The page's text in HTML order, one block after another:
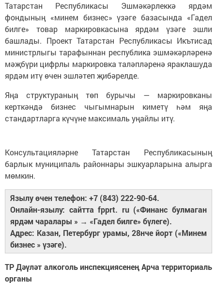
Татарстан Республикасы Эшмәкәрлеккә ярдәм
фондының «минем бизнес» үзәге базасында «Гадел
билге» товар маркировкасына ярдәм үзәге эшли
башлады. Проект Татарстан Республикасы Икътисад
министрлыгы тарафыннан республика эшмәкәрләренә
мәҗбүри цифрлы маркировка таләпләренә яраклашуда
ярдәм итү өчен эшләтеп җибәрелде.
Яңа структураның төп бурычы — маркировканы
керткәндә бизнес чыгымнарын киметү һәм яңа
стандартларга күчүне максималь уңайлы итү.
Консультацияләрне Татарстан Республикасының
барлык муниципаль районнары эшкуарларына алырга
мөмкин.
Язылу өчен телефон: +7 (843) 222-90-64.
Онлайн-язылу: сайтта fpprt. ru («Финанс булмаган
ярдәм чаралары » → «Гадел билге» бүлеге).
Адрес: Казан, Петербург урамы, 28нче йорт («Минем
бизнес » үзәге).
ТР Дәүләт алкоголь инспекциясенең Арча территориаль
органы